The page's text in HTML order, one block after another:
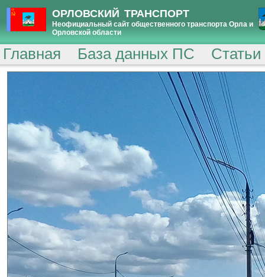
ОРЛОВСКИЙ ТРАНСПОРТ
Неофициальный сайт общественного транспорта Орла и
Орловской области
Главная База данных ПС